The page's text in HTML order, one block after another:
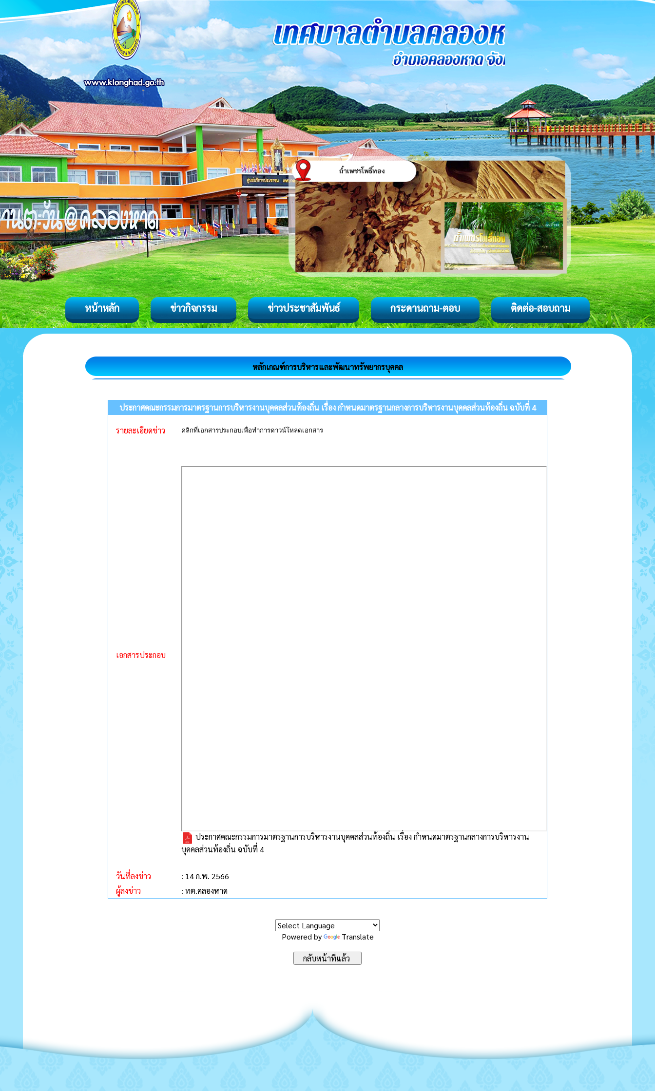
หน้าหลัก ข่าวกิจกรรม ข่าวประชาสัมพันธ์ กระดานถาม-ตอบ ติดต่อ-สอบถาม
หลักเกณฑ์การบริหารและพัฒนาทรัพยากรบุคคล
ประกาศคณะกรรมการมาตรฐานการบริหารงานบุคคลส่วนท้องถิ่น เรื่อง กำหนดมาตรฐานกลางการบริหารงานบุคคลส่วนท้องถิ่น ฉบับที่ 4
รายละเอียดข่าว คลิกที่เอกสารประกอบเพื่อทำการดาวน์โหลดเอกสาร
เอกสารประกอบ
ประกาศคณะกรรมการมาตรฐานการบริหารงานบุคคลส่วนท้องถิ่น เรื่อง กำหนดมาตรฐานกลางการบริหารงาน
บุคคลส่วนท้องถิ่น ฉบับที่ 4
วันที่ลงข่าว
: 14 ก.พ. 2566
ผู้ลงข่าว
: ทต.คลองหาด
Powered by Translate